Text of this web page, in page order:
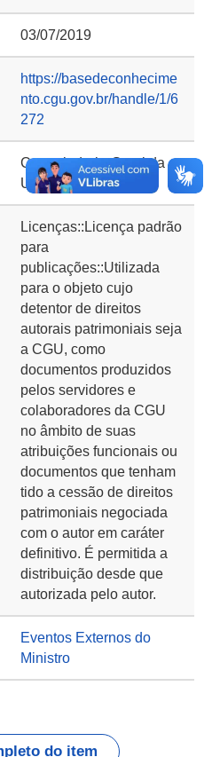
03/07/2019
https://basedeconhecime
nto.cgu.gov.br/handle/1/6
272
Controladoria-Geral da
União (CGU)
Licenças::Licença padrão
para
publicações::Utilizada
para o objeto cujo
detentor de direitos
autorais patrimoniais seja
a CGU, como
documentos produzidos
pelos servidores e
colaboradores da CGU
no âmbito de suas
atribuições funcionais ou
documentos que tenham
tido a cessão de direitos
patrimoniais negociada
com o autor em caráter
definitivo. É permitida a
distribuição desde que
autorizada pelo autor.
Eventos Externos do
Ministro
do item